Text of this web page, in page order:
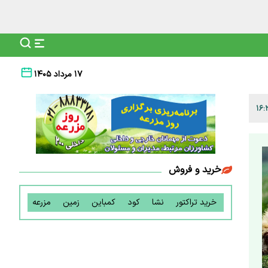
۱۷ مرداد ۱۴۰۵
خرید و فروش
خرید تراکتور نشا کود کمباین زمین مزرعه